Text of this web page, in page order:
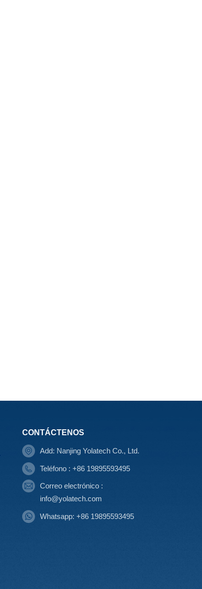
CONTÁCTENOS
Add: Nanjing Yolatech Co., Ltd.
Teléfono : +86 19895593495
Correo electrónico :
info@yolatech.com
Whatsapp: +86 19895593495